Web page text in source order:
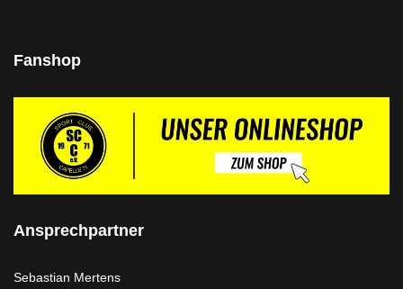
Fanshop
Ansprechpartner
Sebastian Mertens